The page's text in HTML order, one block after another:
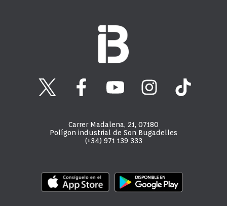
Carrer Madalena, 21, 07180
Polígon industrial de Son Bugadelles
(+34) 971 139 333